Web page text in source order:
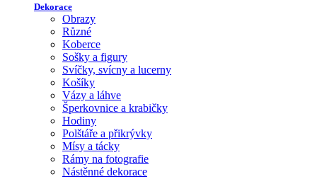
Dekorace
Obrazy
Různé
Koberce
Sošky a figury
Svíčky, svícny a lucerny
Košíky
Vázy a láhve
Šperkovnice a krabičky
Hodiny
Polštáře a přikrývky
Mísy a tácky
Rámy na fotografie
Nástěnné dekorace